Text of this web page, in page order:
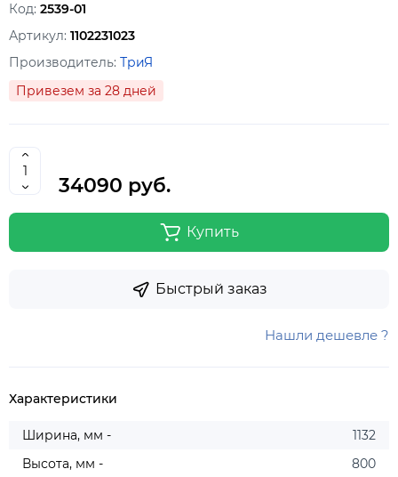
Код: 2539-01
Артикул: 1102231023
Производитель: ТриЯ
Привезем за 28 дней
34090 руб.
Купить
Быстрый заказ
Нашли дешевле ?
Характеристики
Ширина, мм -
1132
Высота, мм -
800